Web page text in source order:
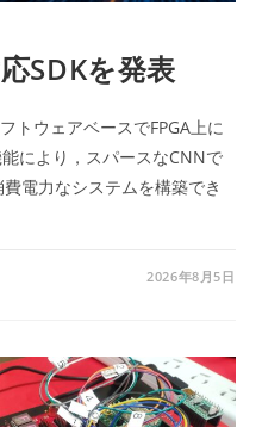
SDKを発表
トウェアベースでFPGA上に
により，スパースなCNNで
電力なシステムを構築でき
2026年8月5日